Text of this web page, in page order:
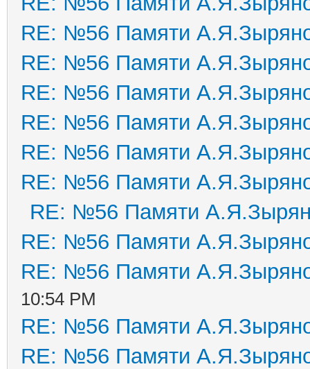
RE: №56 Памяти
RE: №56 Памяти
RE: №56 Памяти
RE: №56 Памяти
RE: №56 Памяти
RE: №56 Памяти
RE: №56 Памяти
RE: №56 Памяти
RE: №56 Памяти
10:54 PM
RE: №56 Памяти
RE: №56 Памяти